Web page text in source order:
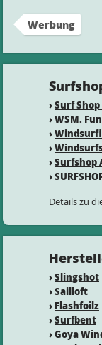
Werbung
›Surf
›WSM.
›
›
›Surfshop
›
Details zu
›Slingshot
›Sailloft
› Flashfoilz
›Surfbent
›Goya